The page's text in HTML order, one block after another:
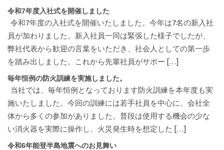
令和7年度入社式を開催しました
令和7年度の入社式を開催いたしました。今年は7名の新入社
員が加わりました。新入社員一同は緊張した様子でしたが、
弊社代表から歓迎の言葉をいただき、社会人としての第一歩
を踏み出しました。これから先輩社員がサポー […]
毎年恒例の防火訓練を実施しました。
当社では、毎年恒例となっております防火訓練を本年度も実
施いたしました。今回の訓練には若手社員を中心に、会社全
体から多くの参加がありました。普段は使用する機会の少な
い消火器を実際に操作し、火災発生時を想定した […]
令和6年能登半島地震へのお見舞い